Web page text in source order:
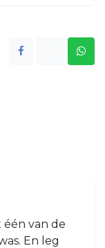
van de
En leg